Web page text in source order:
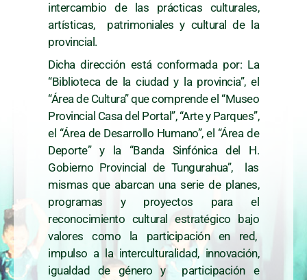
intercambio de las prácticas culturales,
artísticas, patrimoniales y cultural de la
provincial.
Dicha dirección está conformada por: La
“Biblioteca de la ciudad y la provincia”, el
“Área de Cultura” que comprende el “Museo
Provincial Casa del Portal”, “Arte y Parques”,
el “Área de Desarrollo Humano”, el “Área de
Deporte” y la “Banda Sinfónica del H.
Gobierno Provincial de Tungurahua”, las
mismas que abarcan una serie de planes,
programas y proyectos para el
reconocimiento cultural estratégico bajo
valores como la participación en red,
impulso a la interculturalidad, innovación,
igualdad de género y participación e